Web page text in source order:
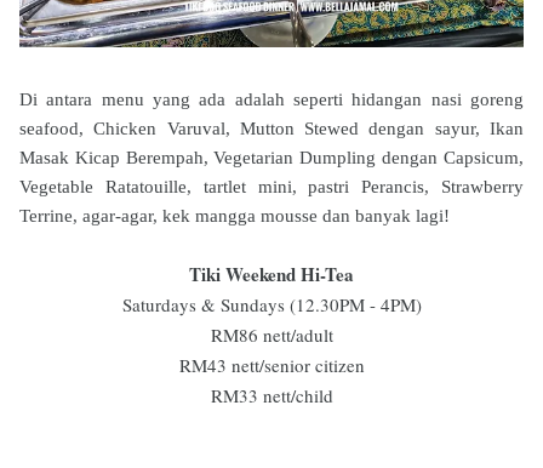
Di antara menu yang ada adalah seperti hidangan nasi goreng
seafood, Chicken Varuval, Mutton Stewed dengan sayur, Ikan
Masak Kicap Berempah, Vegetarian Dumpling dengan Capsicum,
Vegetable Ratatouille, tartlet mini, pastri Perancis, Strawberry
Terrine, agar-agar, kek mangga mousse dan banyak lagi!
Tiki Weekend Hi-Tea
Saturdays & Sundays (12.30PM - 4PM)
RM86 nett/adult
RM43 nett/senior citizen
RM33 nett/child